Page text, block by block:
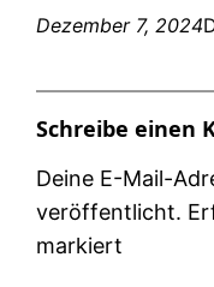
Dezember 7, 2024
Schreibe einen
Deine E-Mail-
veröffentlicht.
markiert